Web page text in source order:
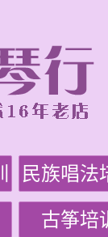
民族唱法
古筝培